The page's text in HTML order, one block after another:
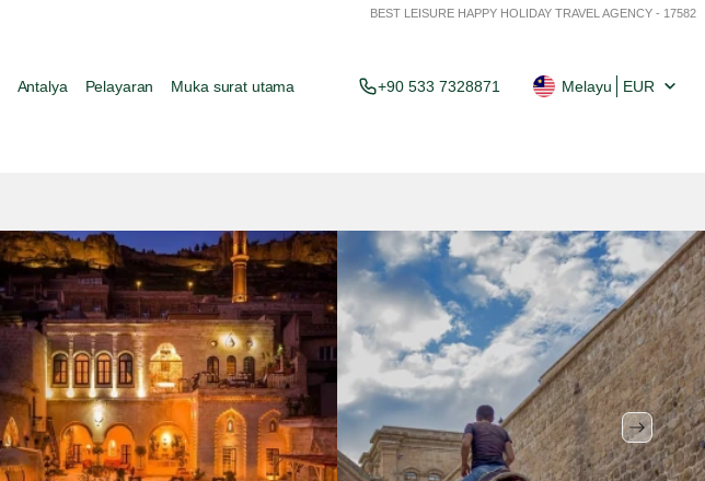
BEST LEISURE HAPPY HOLIDAY TRAVEL AGENCY - 17582
Antalya Pelayaran Muka surat utama +90 533 7328871 Melayu EUR